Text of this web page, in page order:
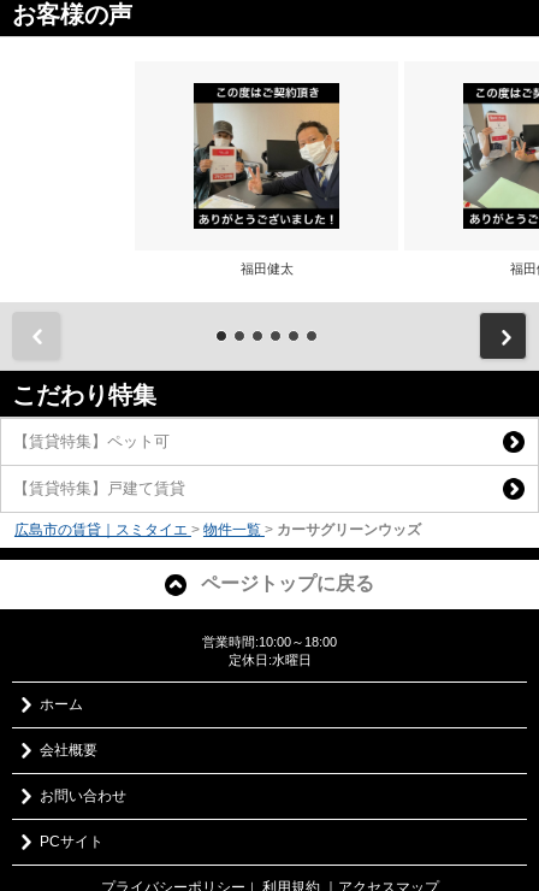
お客様の声
福田健太 福田
こだわり特集
【賃貸特集】ペット可
【賃貸特集】戸建て賃貸
広島市の賃貸｜スミタイエ > 物件一覧 > カーサグリーンウッズ
ページトップに戻る
営業時間:10:00～18:00
定休日:水曜日
ホーム
会社概要
お問い合わせ
PCサイト